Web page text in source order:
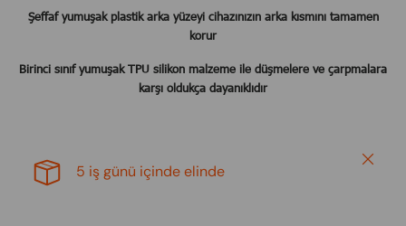
Şeffaf yumuşak plastik arka yüzeyi cihazınızın arka kısmını tamamen
korur
Birinci sınıf yumuşak TPU silikon malzeme ile düşmelere ve çarpmalara
karşı oldukça dayanıklıdır
5 iş günü içinde elinde
Close